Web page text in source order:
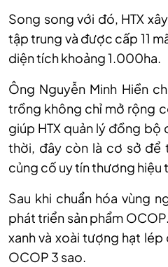
Song song với đó, HTX
tập trung và được cấp 11
diện tích khoảng 1.000ha.
Ông Nguyễn Minh Hiền
trồng không chỉ mở rộng
giúp HTX quản lý đồng bộ
thời, đây còn là cơ sở để
củng cố uy tín thương hiệu
Sau khi chuẩn hóa vùng
phát triển sản phẩm
xanh và xoài tượng hạt
OCOP 3 sao.